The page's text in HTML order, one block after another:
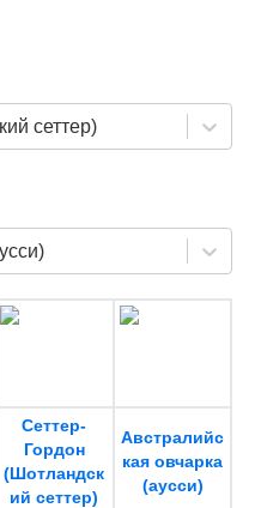
сеттер)
Сеттер-
Гордон
(Шотландск
ий сеттер)
Австралийс
кая овчарка
(аусси)